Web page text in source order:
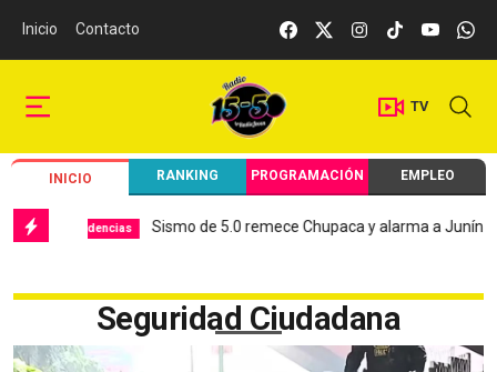
Inicio Contacto
TV
INICIO RANKING PROGRAMACIÓN EMPLEO
Sismo de 5.0 remece Chupaca y alarma a Junín Local Hospital
Seguridad Ciudadana